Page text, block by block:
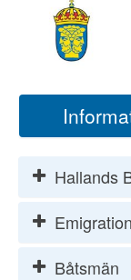
Hallands
Emigration
Båtsmän